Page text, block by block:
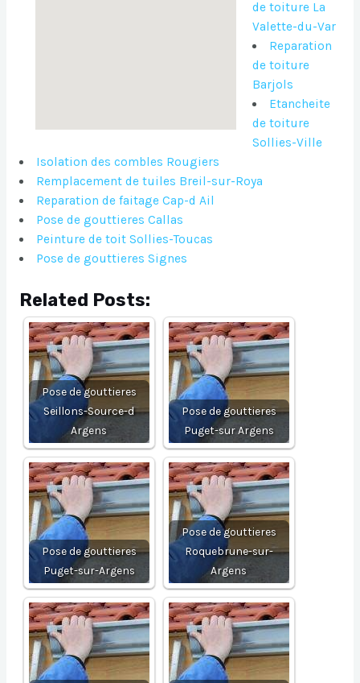
de toiture La
Valette-du-Var
Reparation
de toiture
Barjols
Etancheite
de toiture
Sollies-Ville
Isolation des combles Rougiers
Remplacement de tuiles Breil-sur-Roya
Reparation de faitage Cap-d Ail
Pose de gouttieres Callas
Peinture de toit Sollies-Toucas
Pose de gouttieres Signes
Related Posts:
Pose de gouttieres
Seillons-Source-d
Argens
Pose de gouttieres
Puget-sur Argens
Pose de gouttieres
Puget-sur-Argens
Pose de gouttieres
Roquebrune-sur-
Argens